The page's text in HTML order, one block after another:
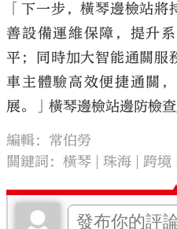
「下一步，橫琴邊檢站
善設備運維保障，提升
平；同時加大智能通關服
車主體驗高效便捷通關
展。」橫琴邊檢站邊防檢
編輯：常伯勞
關鍵詞：橫琴 珠海 跨境